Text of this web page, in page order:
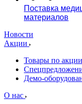
Поставка
материалов
Новости
Акции
Товары по акции
Демо-
О нас